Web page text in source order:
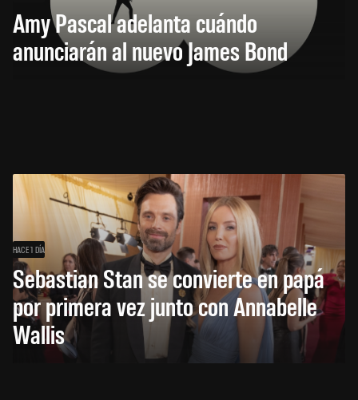
Amy Pascal adelanta cuándo
anunciarán al nuevo James Bond
HACE 1 DÍA
Sebastian Stan se convierte en papá
por primera vez junto con Annabelle
Wallis